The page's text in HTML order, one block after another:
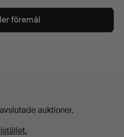
föremål
auktioner.